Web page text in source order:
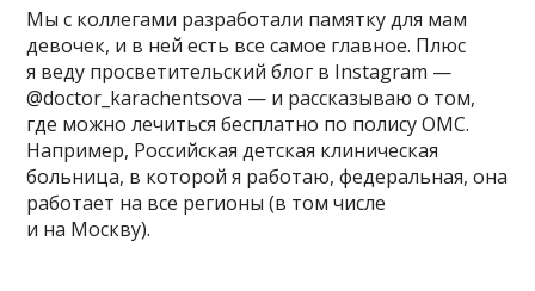
Мы с коллегами разработали памятку для мам
девочек, и в ней есть все самое главное. Плюс
я веду просветительский блог в Instagram —
@doctor_karachentsova — и рассказываю о том,
где можно лечиться бесплатно по полису ОМС.
Например, Российская детская клиническая
больница, в которой я работаю, федеральная, она
работает на все регионы (в том числе
и на Москву).